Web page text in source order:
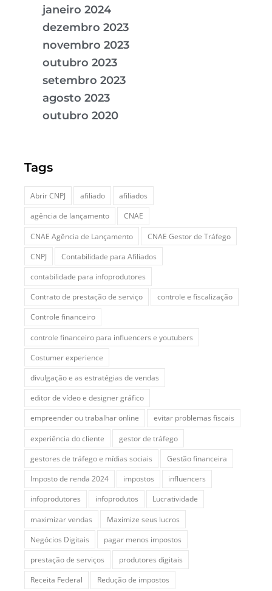
janeiro 2024
dezembro 2023
novembro 2023
outubro 2023
setembro 2023
agosto 2023
outubro 2020
Tags
Abrir CNPJ afiliado
afiliados
agência de lançamento
CNAE
CNAE Agência de Lançamento
CNAE Gestor de Tráfego
CNPJ
Contabilidade para Afiliados
contabilidade para infoprodutores
Contrato de prestação de serviço
controle e fiscalização
Controle financeiro
controle financeiro para influencers e youtubers
Costumer experience
divulgação e as estratégias de vendas
editor de vídeo e designer gráfico
empreender ou trabalhar online
evitar problemas fiscais
experiência do cliente
gestor de tráfego
gestores de tráfego e mídias sociais
Gestão financeira
Imposto de renda 2024
impostos
influencers
infoprodutores
infoprodutos
Lucratividade
maximizar vendas
Maximize seus lucros
Negócios Digitais
pagar menos impostos
prestação de serviços
produtores digitais
Receita Federal
Redução de impostos